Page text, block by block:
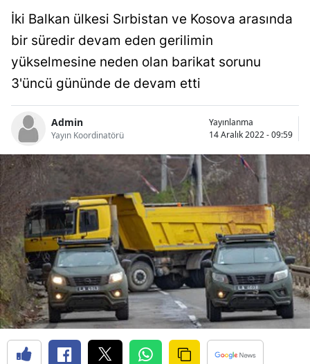
Balıkesir
Bilecik
Bitlis
Burdur
Bursa
Çanakkale
Çankırı
Çorum
Denizli
Diyarbakır
İki Balkan ülkesi Sırbistan ve Kosova arasında
bir süredir devam eden gerilimin
yükselmesine neden olan barikat sorunu
3'üncü gününde de devam etti
Admin
Yayın Koordinatörü
Yayınlanma
14 Aralık 2022 - 09:59